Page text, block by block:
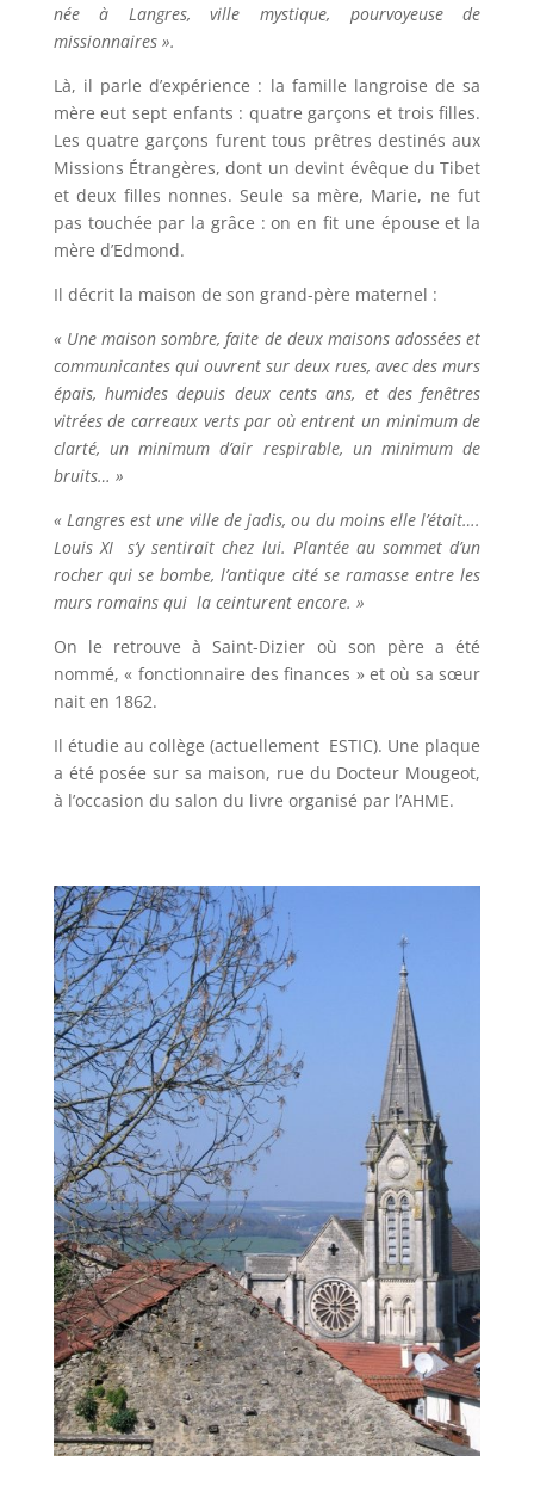
née à Langres, ville mystique, pourvoyeuse de
missionnaires ».
Là, il parle d’expérience : la famille langroise de sa
mère eut sept enfants : quatre garçons et trois filles.
Les quatre garçons furent tous prêtres destinés aux
Missions Étrangères, dont un devint évêque du Tibet
et deux filles nonnes. Seule sa mère, Marie, ne fut
pas touchée par la grâce : on en fit une épouse et la
mère d’Edmond.
Il décrit la maison de son grand-père maternel :
« Une maison sombre, faite de deux maisons adossées et
communicantes qui ouvrent sur deux rues, avec des murs
épais, humides depuis deux cents ans, et des fenêtres
vitrées de carreaux verts par où entrent un minimum de
clarté, un minimum d’air respirable, un minimum de
bruits… »
« Langres est une ville de jadis, ou du moins elle l’était….
Louis XI s’y sentirait chez lui. Plantée au sommet d’un
rocher qui se bombe, l’antique cité se ramasse entre les
murs romains qui la ceinturent encore. »
On le retrouve à Saint-Dizier où son père a été
nommé, « fonctionnaire des finances » et où sa sœur
nait en 1862.
Il étudie au collège (actuellement ESTIC). Une plaque
a été posée sur sa maison, rue du Docteur Mougeot,
à l’occasion du salon du livre organisé par l’AHME.